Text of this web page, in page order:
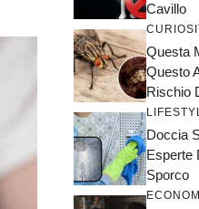
Cavillo
Questa
Questo
Rischio
Doccia
Esperte
Sporco